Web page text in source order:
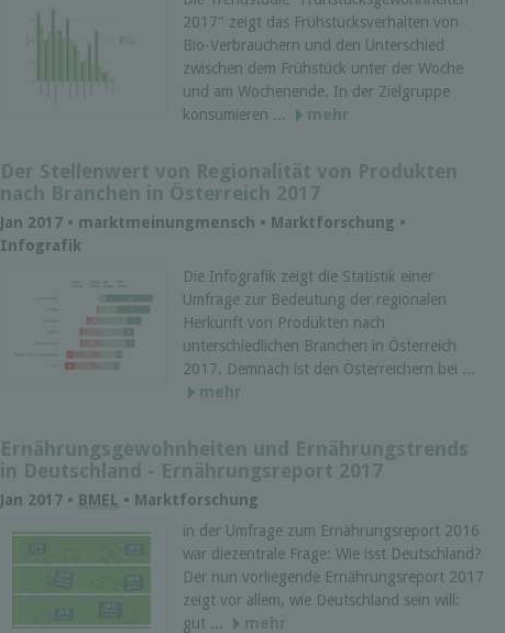
2017" zeigt das Frühstücksverhalten von
Bio-Verbrauchern und den Unterschied
zwischen dem Frühstück unter der Woche
und am Wochenende. In der Zielgruppe
konsumieren ...
mehr
Der Stellenwert von Regionalität von Produkten
nach Branchen in Österreich 2017
Jan 2017 • marktmeinungmensch • Marktforschung •
Infografik
Die Infografik zeigt die Statistik einer
Umfrage zur Bedeutung der regionalen
Herkunft von Produkten nach
unterschiedlichen Branchen in Österreich
2017. Demnach ist den Österreichern bei ...
mehr
Ernährungsgewohnheiten und Ernährungstrends
in Deutschland - Ernährungsreport 2017
Jan 2017 • BMEL • Marktforschung
in der Umfrage zum Ernährungsreport 2016
war diezentrale Frage: Wie isst Deutschland?
Der nun vorliegende Ernährungsreport 2017
zeigt vor allem, wie Deutschland sein will:
gut ...
mehr